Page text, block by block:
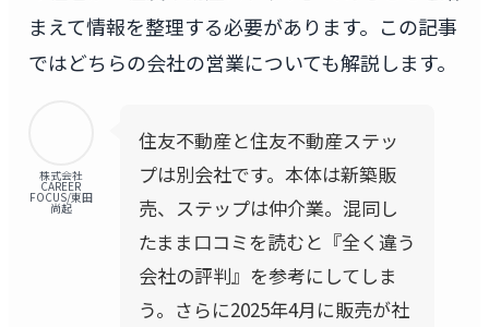
まえて情報を整理する必要があります。この記事
ではどちらの会社の営業についても解説します。
株式会社
CAREER
FOCUS/東田
尚起
住友不動産と住友不動産ステッ
プは別会社です。本体は新築販
売、ステップは仲介業。混同し
たまま口コミを読むと『全く違う
会社の評判』を参考にしてしま
う。さらに2025年4月に販売が社